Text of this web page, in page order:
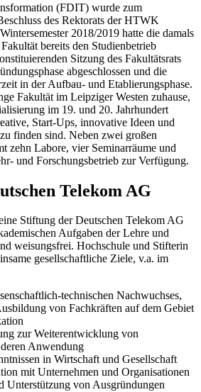
(FDIT) wurde zum
des Rektorats der HTWK
2018/2019 hatte die damals
bereits den Studienbetrieb
Sitzung des Fakultätsrats
abgeschlossen und die
in der Aufbau- und Etablierungsphase.
Fakultät im Leipziger Westen zuhause,
im 19. und 20. Jahrhundert
Start-Ups, innovative Ideen und
finden sind. Neben zwei großen
zehn Labore, vier Seminarräume und
und Forschungsbetrieb zur Verfügung.
Telekom AG
Stiftung der Deutschen Telekom AG
Aufgaben der Lehre und
weisungsfrei. Hochschule und Stifterin
gesellschaftliche Ziele, v.a. im
technischen Nachwuchses,
von Fachkräften auf dem Gebiet
zur Weiterentwicklung von
Anwendung
in Wirtschaft und Gesellschaft
mit Unternehmen und Organisationen
Unterstützung von Ausgründungen